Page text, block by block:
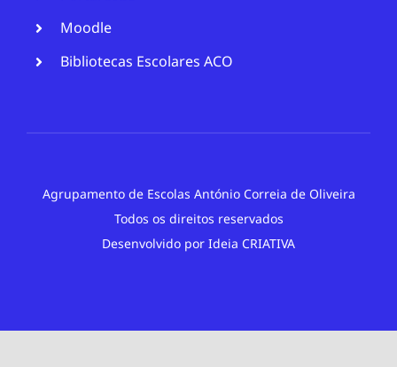
Moodle
Bibliotecas Escolares ACO
Agrupamento de Escolas António Correia de Oliveira
Todos os direitos reservados
Desenvolvido por Ideia CRIATIVA